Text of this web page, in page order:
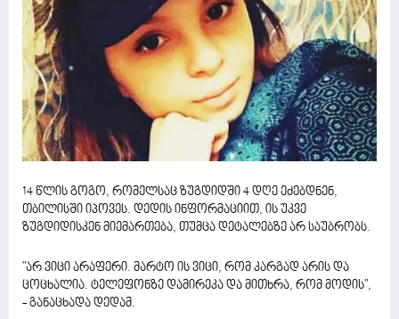
14 წლის გოგო, რომელსაც ზუგდიდში 4 დღე ეძებდნენ,
თბილისში იპოვეს. დედის ინფორმაციით, ის უკვე
ზუგდიდისკენ მიემართება, თუმცა დეტალებზე არ საუბრობს.
"არ ვიცი არაფერი. მარტო ის ვიცი, რომ კარგად არის და
ცოცხალია. ტელეფონზე დამირეკა და მითხრა, რომ მოდის",
- განაცხადა დედამ.